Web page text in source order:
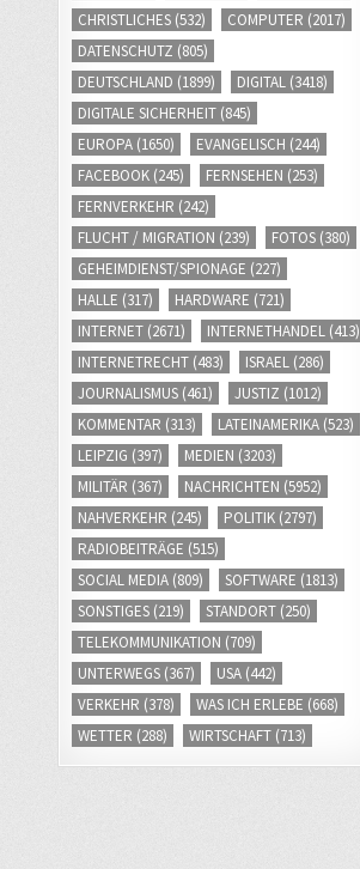
CHRISTLICHES (532) COMPUTER (2017)
DATENSCHUTZ (805)
DEUTSCHLAND (1899) DIGITAL (3418)
DIGITALE SICHERHEIT (845)
EUROPA (1650) EVANGELISCH (244)
FACEBOOK (245) FERNSEHEN (253)
FERNVERKEHR (242)
FLUCHT / MIGRATION (239) FOTOS (380)
GEHEIMDIENST/SPIONAGE (227)
HALLE (317) HARDWARE (721)
INTERNET (2671) INTERNETHANDEL (413)
INTERNETRECHT (483) ISRAEL (286)
JOURNALISMUS (461) JUSTIZ (1012)
KOMMENTAR (313) LATEINAMERIKA (523)
LEIPZIG (397) MEDIEN (3203)
MILITÄR (367) NACHRICHTEN (5952)
NAHVERKEHR (245) POLITIK (2797)
RADIOBEITRÄGE (515)
SOCIAL MEDIA (809) SOFTWARE (1813)
SONSTIGES (219) STANDORT (250)
TELEKOMMUNIKATION (709)
UNTERWEGS (367) USA (442)
VERKEHR (378) WAS ICH ERLEBE (668)
WETTER (288) WIRTSCHAFT (713)